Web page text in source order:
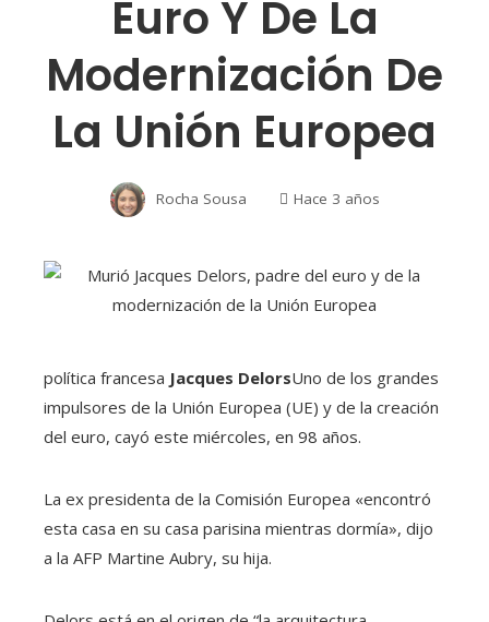
Euro Y De La
Modernización De
La Unión Europea
Rocha Sousa Hace 3 años
política francesa Jacques DelorsUno de los grandes
impulsores de la Unión Europea (UE) y de la creación
del euro, cayó este miércoles, en 98 años.
La ex presidenta de la Comisión Europea «encontró
esta casa en su casa parisina mientras dormía», dijo
a la AFP Martine Aubry, su hija.